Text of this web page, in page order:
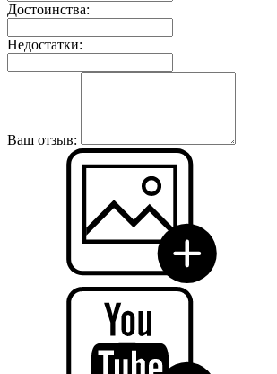
Достоинства:
Недостатки:
Ваш отзыв: